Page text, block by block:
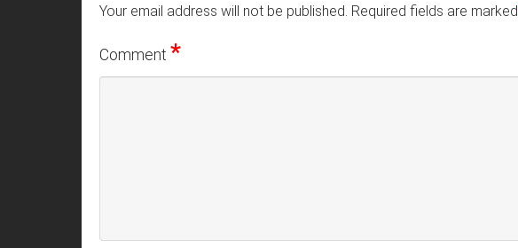
Your email address will not be published. Required fields are marked
Comment *